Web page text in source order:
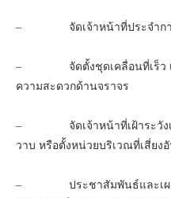
– จัดเจ้าหน้าที่ประจำการส
– จัดตั้งชุดเคลื่อนที่เร็ว เพื่อ
ความสะดวกด้านจราจร
– จัดเจ้าหน้าที่เฝ้าระวังเ
วาบ หรือตั้งหน่วยบริเวณที่เสี่ยง
– ประชาสัมพันธ์และเผยแ